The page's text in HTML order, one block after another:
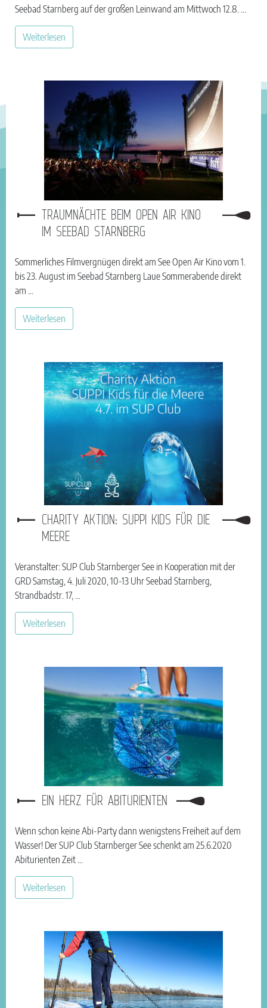
Seebad Starnberg auf der großen Leinwand am Mittwoch 12.8. …
Weiterlesen
TRAUMNÄCHTE BEIM OPEN AIR KINO
IM SEEBAD STARNBERG
Sommerliches Filmvergnügen direkt am See Open Air Kino vom 1.
bis 23. August im Seebad Starnberg Laue Sommerabende direkt
am …
Weiterlesen
CHARITY AKTION: SUPPI KIDS FÜR DIE
MEERE
Veranstalter: SUP Club Starnberger See in Kooperation mit der
GRD Samstag, 4. Juli 2020, 10-13 Uhr Seebad Starnberg,
Strandbadstr. 17, …
Weiterlesen
EIN HERZ FÜR ABITURIENTEN
Wenn schon keine Abi-Party dann wenigstens Freiheit auf dem
Wasser! Der SUP Club Starnberger See schenkt am 25.6.2020
Abiturienten Zeit …
Weiterlesen